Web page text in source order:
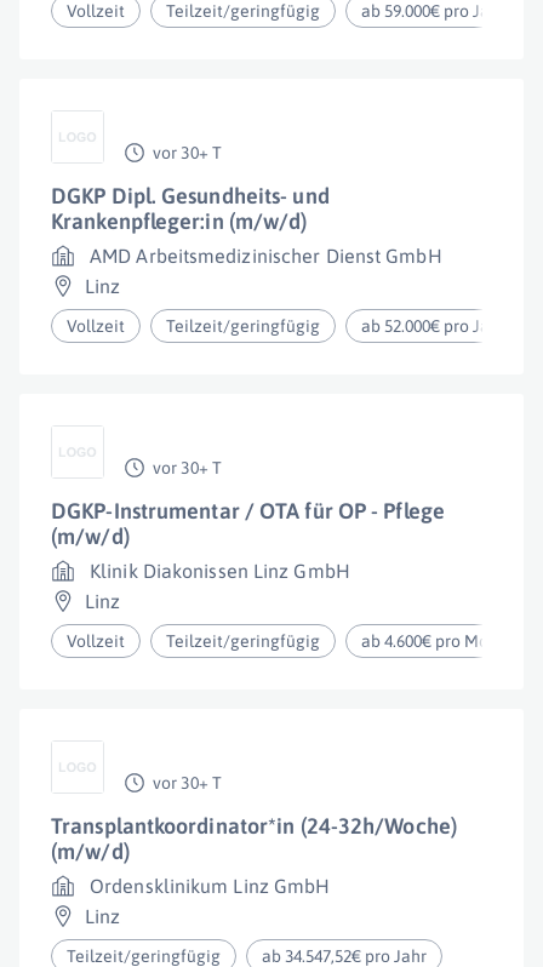
Vollzeit Teilzeit/geringfügig ab 59.000€ pro Jahr
vor 30+ T
DGKP Dipl. Gesundheits- und
Krankenpfleger:in (m/w/d)
AMD Arbeitsmedizinischer Dienst GmbH
Linz
Vollzeit Teilzeit/geringfügig ab 52.000€ pro Jahr
vor 30+ T
DGKP-Instrumentar / OTA für OP - Pflege
(m/w/d)
Klinik Diakonissen Linz GmbH
Linz
Vollzeit Teilzeit/geringfügig ab 4.600€ pro Monat
vor 30+ T
Transplantkoordinator*in (24-32h/Woche)
(m/w/d)
Ordensklinikum Linz GmbH
Linz
Teilzeit/geringfügig ab 34.547,52€ pro Jahr